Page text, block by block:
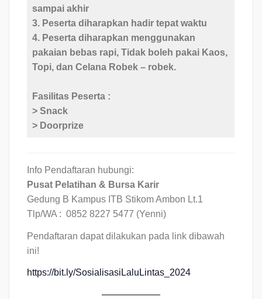
sampai akhir
3. Peserta diharapkan hadir tepat waktu
4. Peserta diharapkan menggunakan
pakaian bebas rapi, Tidak boleh pakai Kaos,
Topi, dan Celana Robek – robek.
Fasilitas Peserta :
> Snack
> Doorprize
Info Pendaftaran hubungi:
Pusat Pelatihan & Bursa Karir
Gedung B Kampus ITB Stikom Ambon Lt.1
Tlp/WA : 0852 8227 5477 (Yenni)
Pendaftaran dapat dilakukan pada link dibawah
ini!
https://bit.ly/SosialisasiLaluLintas_2024